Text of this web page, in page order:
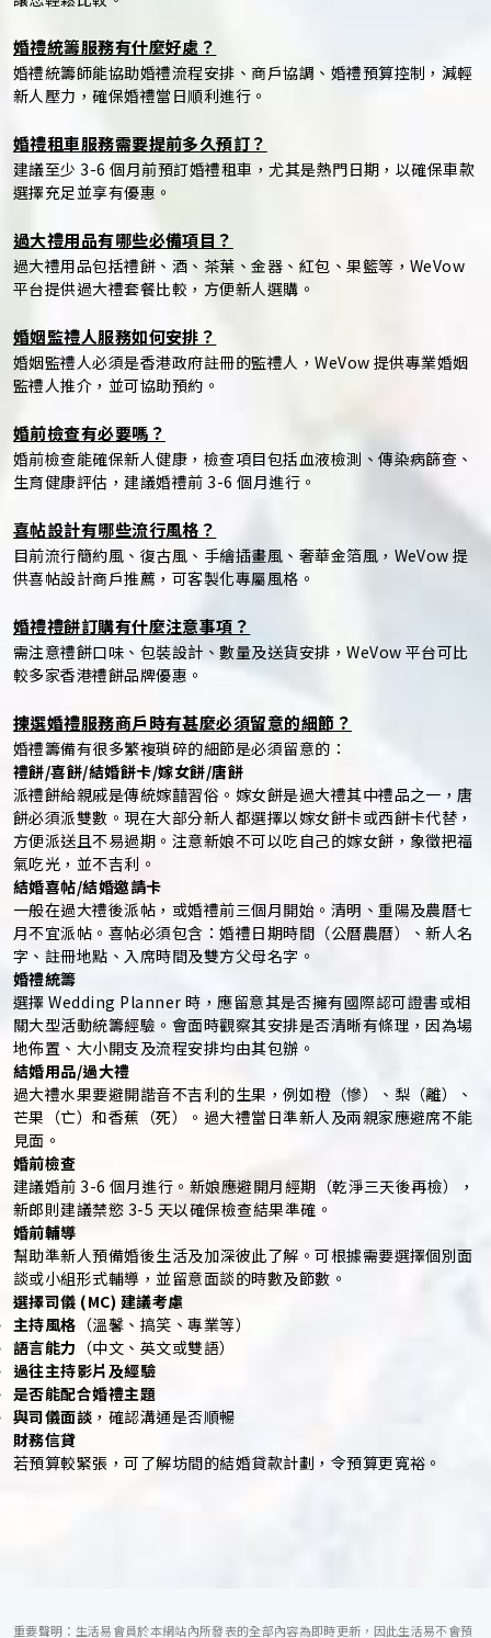
婚禮統籌服務有什麼好處？
婚禮統籌師能協助婚禮流程安排、商戶協調、婚禮預算控制，減輕
新人壓力，確保婚禮當日順利進行。
婚禮租車服務需要提前多久預訂？
建議至少 3-6 個月前預訂婚禮租車，尤其是熱門日期，以確保車款
選擇充足並享有優惠。
過大禮用品有哪些必備項目？
過大禮用品包括禮餅、酒、茶葉、金器、紅包、果籃等，WeVow
平台提供過大禮套餐比較，方便新人選購。
婚姻監禮人服務如何安排？
婚姻監禮人必須是香港政府註冊的監禮人，WeVow 提供專業婚姻
監禮人推介，並可協助預約。
婚前檢查有必要嗎？
婚前檢查能確保新人健康，檢查項目包括血液檢測、傳染病篩查、
生育健康評估，建議婚禮前 3-6 個月進行。
喜帖設計有哪些流行風格？
目前流行簡約風、復古風、手繪插畫風、奢華金箔風，WeVow 提
供喜帖設計商戶推薦，可客製化專屬風格。
婚禮禮餅訂購有什麼注意事項？
需注意禮餅口味、包裝設計、數量及送貨安排，WeVow 平台可比
較多家香港禮餅品牌優惠。
揀選婚禮服務商戶時有甚麼必須留意的細節？
婚禮籌備有很多繁複瑣碎的細節是必須留意的：
禮餅/喜餅/結婚餅卡/嫁女餅/唐餅
派禮餅給親戚是傳統嫁囍習俗。嫁女餅是過大禮其中禮品之一，唐
餅必須派雙數。現在大部分新人都選擇以嫁女餅卡或西餅卡代替，
方便派送且不易過期。注意新娘不可以吃自己的嫁女餅，象徵把福
氣吃光，並不吉利。
結婚喜帖/結婚邀請卡
一般在過大禮後派帖，或婚禮前三個月開始。清明、重陽及農曆七
月不宜派帖。喜帖必須包含：婚禮日期時間（公曆農曆）、新人名
字、註冊地點、入席時間及雙方父母名字。
婚禮統籌
選擇 Wedding Planner 時，應留意其是否擁有國際認可證書或相
關大型活動統籌經驗。會面時觀察其安排是否清晰有條理，因為場
地佈置、大小開支及流程安排均由其包辦。
結婚用品/過大禮
過大禮水果要避開諧音不吉利的生果，例如橙（慘）、梨（離）、
芒果（亡）和香蕉（死）。過大禮當日準新人及兩親家應避席不能
見面。
婚前檢查
建議婚前 3-6 個月進行。新娘應避開月經期（乾淨三天後再檢），
新郎則建議禁慾 3-5 天以確保檢查結果準確。
婚前輔導
幫助準新人預備婚後生活及加深彼此了解。可根據需要選擇個別面
談或小組形式輔導，並留意面談的時數及節數。
選擇司儀 (MC) 建議考慮
主持風格 （溫馨、搞笑、專業等）
語言能力 （中文、英文或雙語）
過往主持影片及經驗
是否能配合婚禮主題
與司儀面談 ，確認溝通是否順暢
財務信貸
若預算較緊張，可了解坊間的結婚貸款計劃，令預算更寬裕。
重要聲明：生活易會員於本網站內所發表的全部內容為即時更新，因此生活易不會預